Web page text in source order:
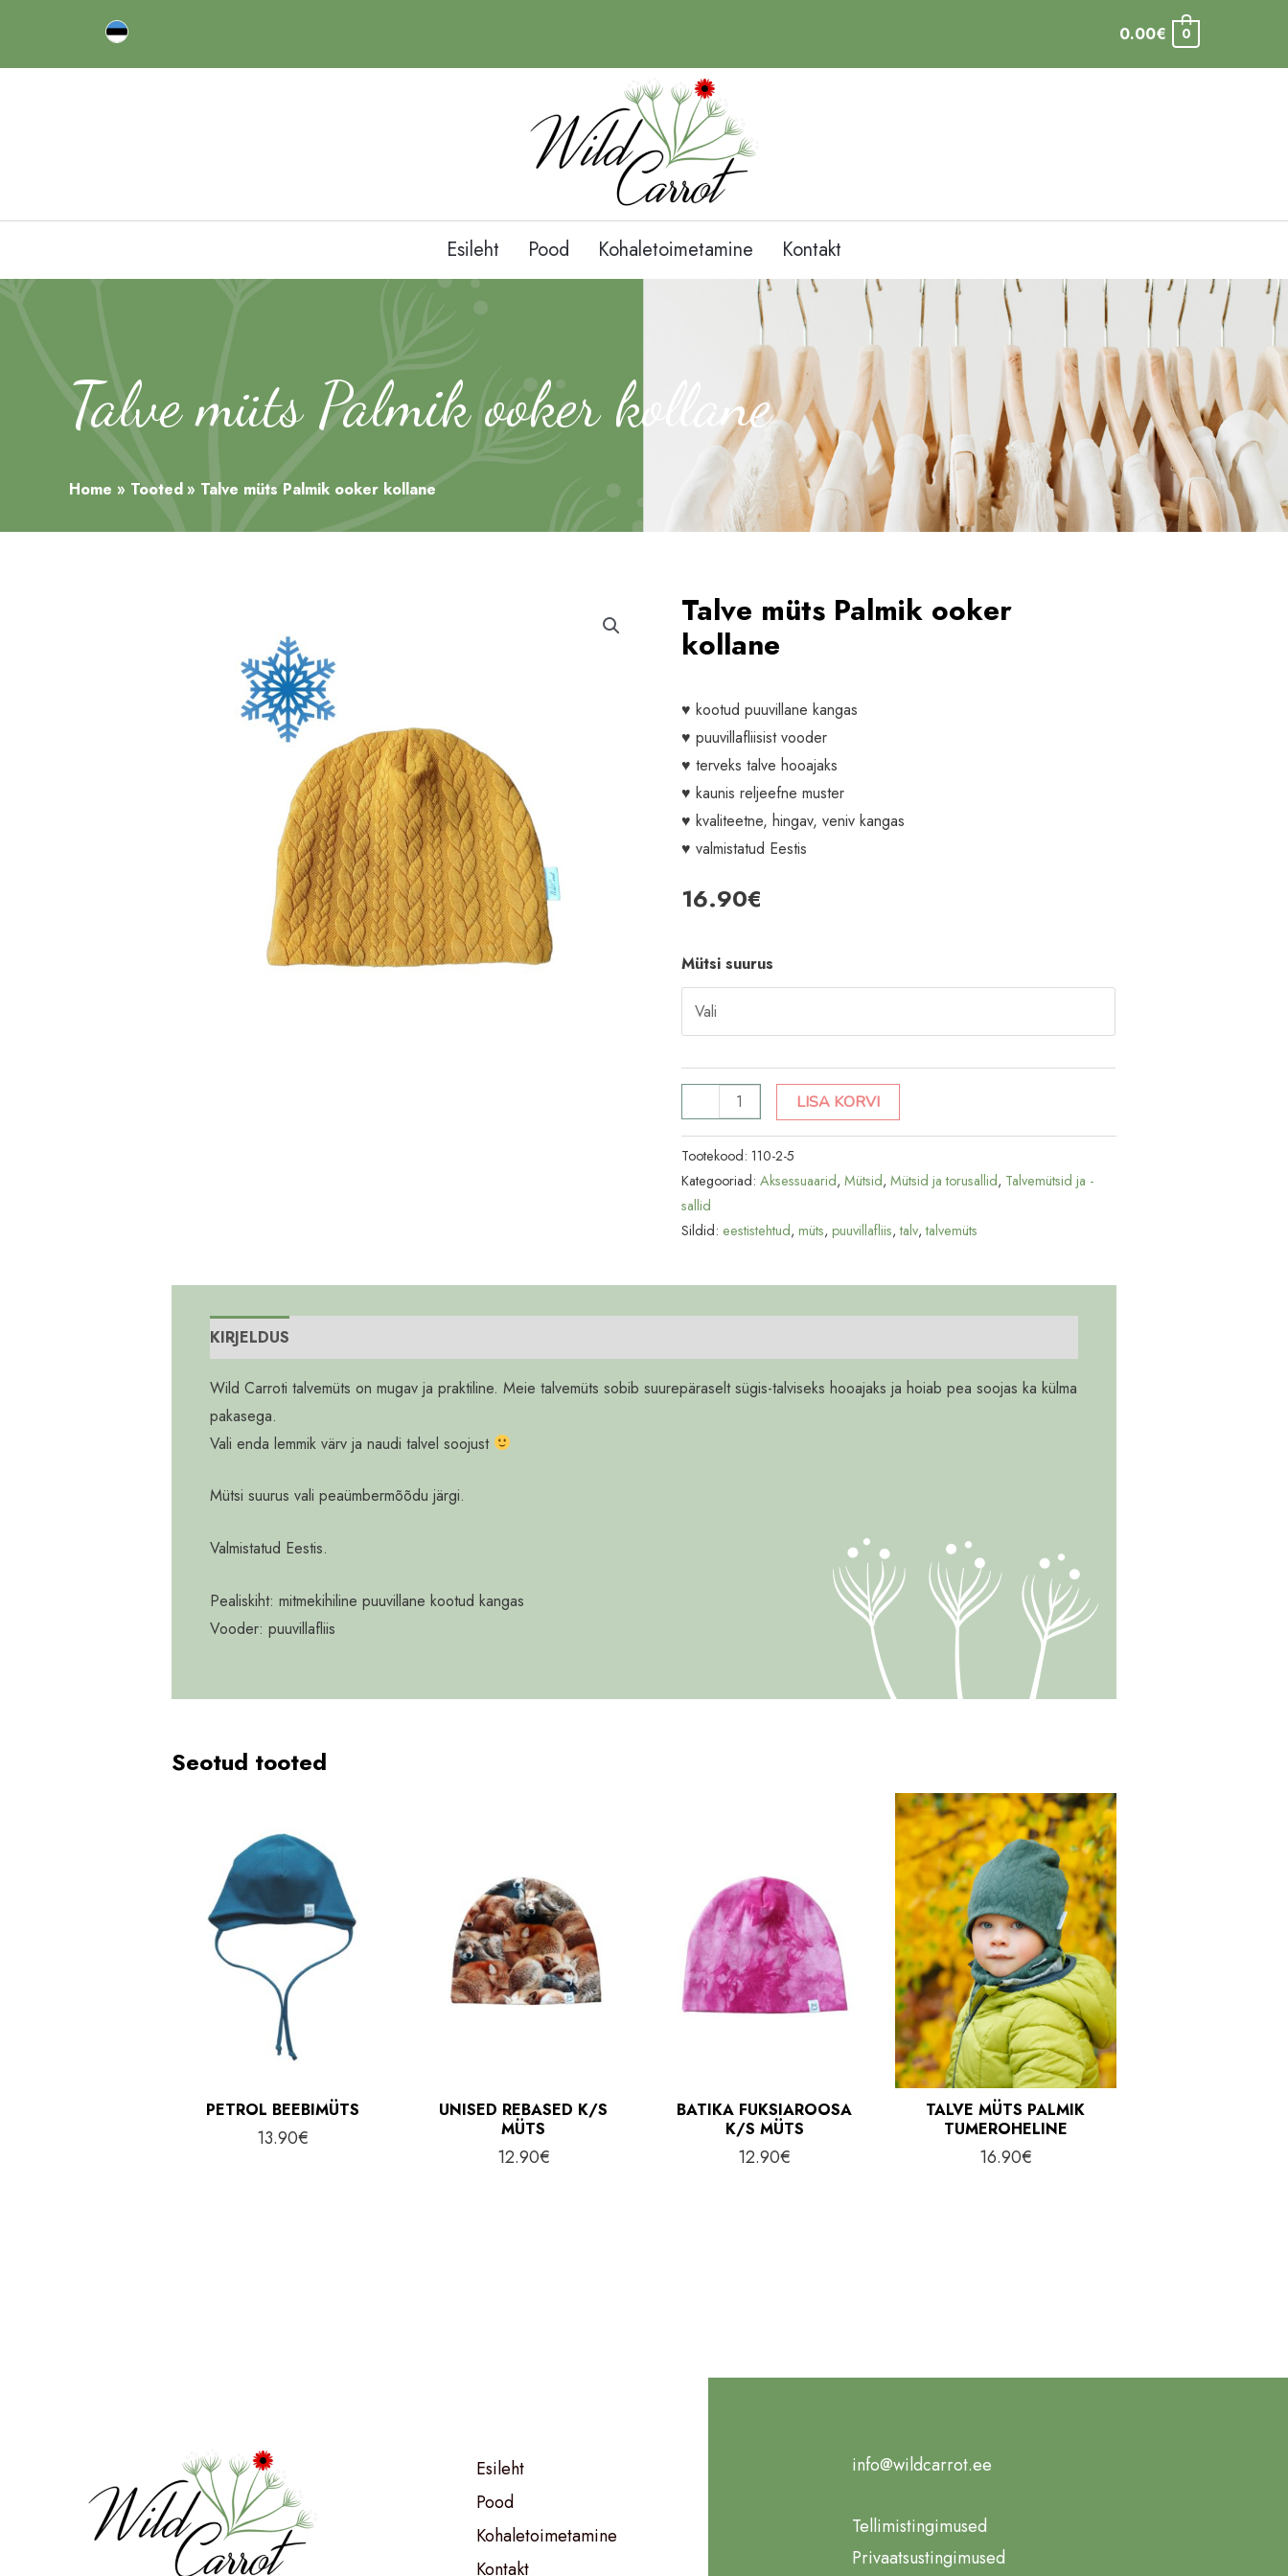
0.00€ 0
Esileht Pood Kohaletoimetamine Kontakt
Talve müts Palmik ooker kollane
Home Tooted Talve müts Palmik ooker kollane
Talve müts Palmik ooker
kollane
♥ kootud puuvillane kangas
♥ puuvillafliisist vooder
♥ terveks talve hooajaks
♥ kaunis reljeefne muster
♥ kvaliteetne, hingav, veniv kangas
♥ valmistatud Eestis
16.90€
Mütsi suurus
müts
Palmik
ooker
kollane
kogus
LISA KORVI
Tootekood: 110-2-5
Kategooriad:Aksessuaarid,Mütsid,Mütsid ja torusallid, Talvemütsid ja -
sallid
Sildid: eestistehtud,müts,puuvillafliis,talv,talvemüts
KIRJELDUS
Wild Carroti talvemüts on mugav ja praktiline. Meie talvemüts sobib suurepäraselt sügis-talviseks hooajaks ja hoiab pea soojas ka külma
pakasega.
Vali enda lemmik värv ja naudi talvel soojust
Mütsi suurus vali peaümbermõõdu järgi.
Valmistatud Eestis.
Pealiskiht: mitmekihiline puuvillane kootud kangas
Vooder: puuvillafliis
Seotud tooted
PETROL BEEBIMÜTS
13.90€
UNISED REBASED K/S
MÜTS
12.90€
BATIKA FUKSIAROOSA
K/S MÜTS
12.90€
TALVE MÜTS PALMIK
TUMEROHELINE
16.90€
Esileht
Pood
Kohaletoimetamine
Kontakt
info@wildcarrot.ee
Tellimistingimused
Privaatsustingimused